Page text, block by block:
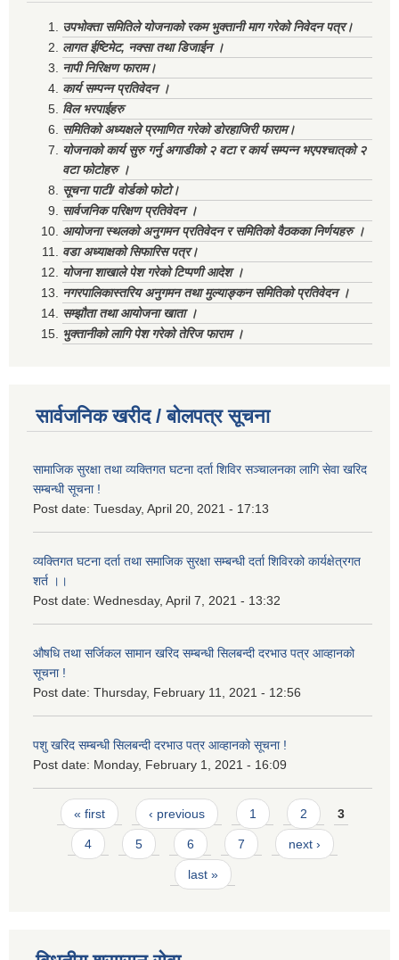
उपभोक्ता समितिले योजनाको रकम भुक्तानी माग गरेको निवेदन पत्र।
लागत ईष्टिमेट, नक्सा तथा डिजाईन ।
नापी निरिक्षण फाराम।
कार्य सम्पन्न प्रतिवेदन ।
विल भरपाईहरु
समितिको अध्यक्षले प्रमाणित गरेको डोरहाजिरी फाराम।
योजनाको कार्य सुरु गर्नु अगाडीको २ वटा र कार्य सम्पन्न भएपश्चात्‌को २
वटा फोटोहरु ।
सूचना पाटी/ वोर्डको फोटो।
सार्वजनिक परिक्षण प्रतिवेदन ।
आयोजना स्थलको अनुगमन प्रतिवेदन र समितिको वैठकका निर्णयहरु ।
वडा अध्याक्षको सिफारिस पत्र।
योजना शाखाले पेश गरेको टिप्पणी आदेश ।
नगरपालिकास्तरिय अनुगमन तथा मुल्याङ्कन समितिको प्रतिवेदन ।
सम्झौता तथा आयोजना खाता ।
भुक्तानीको लागि पेश गरेको तेरिज फाराम ।
सार्वजनिक खरीद / बोलपत्र सूचना
सामाजिक सुरक्षा तथा व्यक्तिगत घटना दर्ता शिविर सञ्चालनका लागि सेवा खरिद
सम्बन्धी सूचना !
Post date: Tuesday, April 20, 2021 - 17:13
व्यक्तिगत घटना दर्ता तथा समाजिक सुरक्षा सम्बन्धी दर्ता शिविरको कार्यक्षेत्रगत
शर्त ।।
Post date: Wednesday, April 7, 2021 - 13:32
औषधि तथा सर्जिकल सामान खरिद सम्बन्धी सिलबन्दी दरभाउ पत्र आव्हानको
सूचना !
Post date: Thursday, February 11, 2021 - 12:56
पशु खरिद सम्बन्धी सिलबन्दी दरभाउ पत्र आव्हानको सूचना !
Post date: Monday, February 1, 2021 - 16:09
Pages
« first ‹ previous 1 2 3
4 5 6 7 next ›
last »